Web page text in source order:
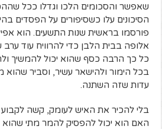
שאפשר והסכומים הלכו וגדלו ככל
הסיכונים עלו כשסיפורים על הפסדים
פורסמו בראשית שנות התשעים. הוא
אלופה בבית הלבן כדי להרוויח עוד ערב
כל כך הרבה כסף שהוא יכול להמשיך
בכל הימור ולהישאר עשיר, וסביר שהוא
עדות שזה השתנה.
בלי להכיר את האיש לעומק, קשה
האם הוא יכול להפסיק להמר מתי שהוא